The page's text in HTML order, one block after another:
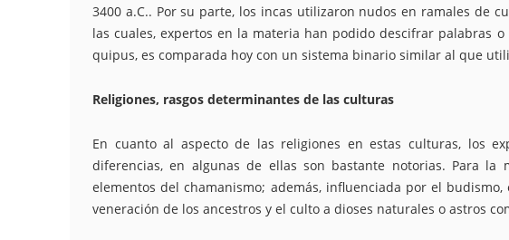
3400 a.C.. Por su parte, los incas utilizaron nudos en ramales de
las cuales, expertos en la materia han podido descifrar palabras
quipus, es comparada hoy con un sistema binario similar al que
Religiones, rasgos determinantes de las culturas
En cuanto al aspecto de las religiones en estas culturas, los
diferencias, en algunas de ellas son bastante notorias. Para
elementos del chamanismo; además, influenciada por el
veneración de los ancestros y el culto a dioses naturales o astros